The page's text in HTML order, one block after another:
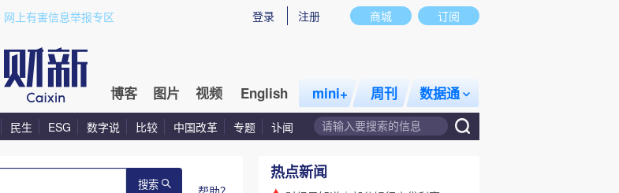
商城 订阅
登录 注册
网上有害信息举报专区
博客 图片 视频 English mini+ 周刊 数据通
民生 ESG 数字说 比较 中国改革 专题 讣闻
搜索
热点新闻